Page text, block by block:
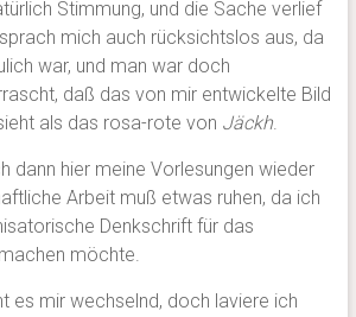
Stimmung, und die Sache verlief
mich auch rücksichtslos aus, da
war, und man war doch
daß das von mir entwickelte Bild
als das rosa-rote von Jäckh.
dann hier meine Vorlesungen wieder
Arbeit muß etwas ruhen, da ich
Denkschrift für das
möchte.
es mir wechselnd, doch laviere ich